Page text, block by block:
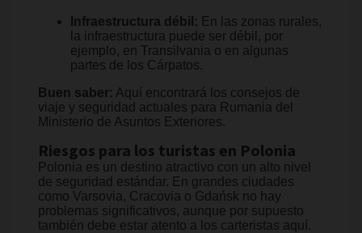
Infraestructura débil: En las zonas rurales,
la infraestructura puede ser débil, por
ejemplo, en Transilvania o en algunas
partes de los Cárpatos.
Buen saber: Aquí encontrará los consejos de
viaje y seguridad actuales para Rumania del
Ministerio de Asuntos Exteriores.
Riesgos para los turistas en Polonia
Polonia es un destino atractivo con un alto nivel
de seguridad estándar. En grandes ciudades
como Varsovia, Cracovia o Gdańsk no hay
problemas significativos, aunque por supuesto
también debe estar atento a los carteristas aquí.